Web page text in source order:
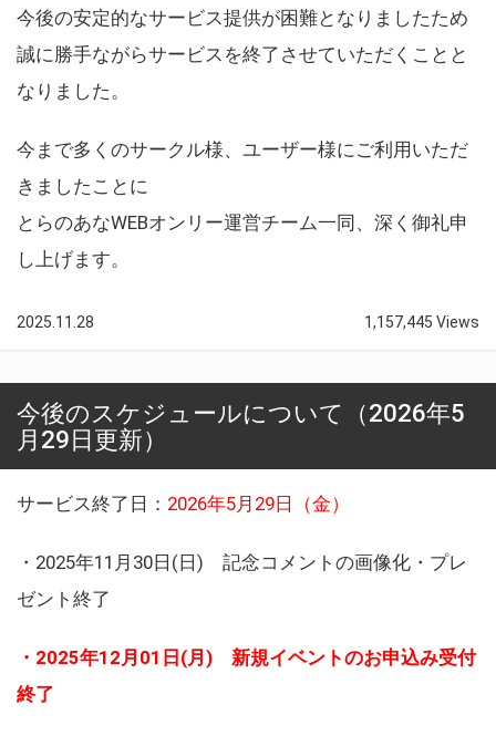
今後の安定的なサービス提供が困難となりましたため
誠に勝手ながらサービスを終了させていただくことと
なりました。
今まで多くのサークル様、ユーザー様にご利用いただ
きましたことに
とらのあなWEBオンリー運営チーム一同、深く御礼申
し上げます。
2025.11.28 1,157,445 Views
今後のスケジュールについて（2026年5
月29日更新）
サービス終了日： 2026年5月29日（金）
・2025年11月30日(日) 記念コメントの画像化・プレ
ゼント終了
・2025年12月01日(月) 新規イベントのお申込み受付
終了